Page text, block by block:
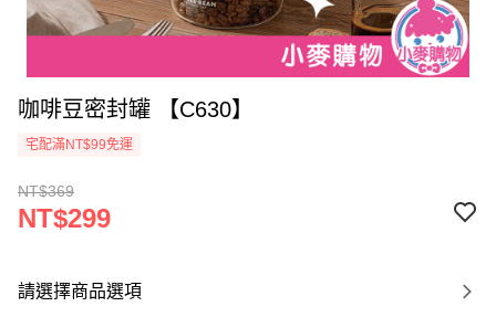
咖啡豆密封罐 【C630】
宅配滿NT$99免運
NT$369
NT$299
請選擇商品選項